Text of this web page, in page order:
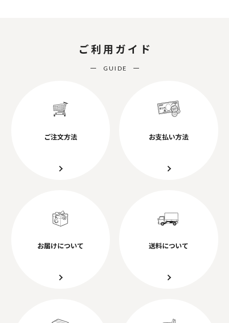
ご利用ガイド
GUIDE
ご注文方法 お支払い方法
お届けについて 送料について